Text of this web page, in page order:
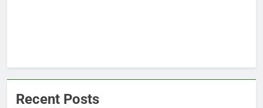
Recent Posts